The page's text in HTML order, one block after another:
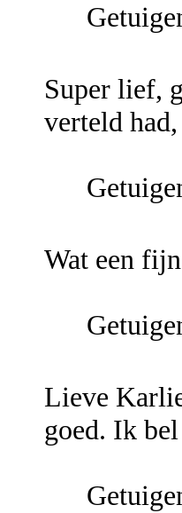
Super lief,
verteld
Wat een
Lieve
goed. Ik